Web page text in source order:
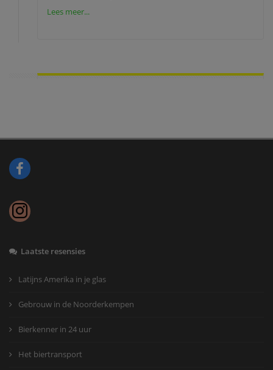
Lees meer...
05/09/2026 12:00
Locatie: de Smederij
Lees meer...
Laatste resensies
Latijns Amerika in je glas
Gebrouw in de Noorderkempen
Bierkenner in 24 uur
Het biertransport